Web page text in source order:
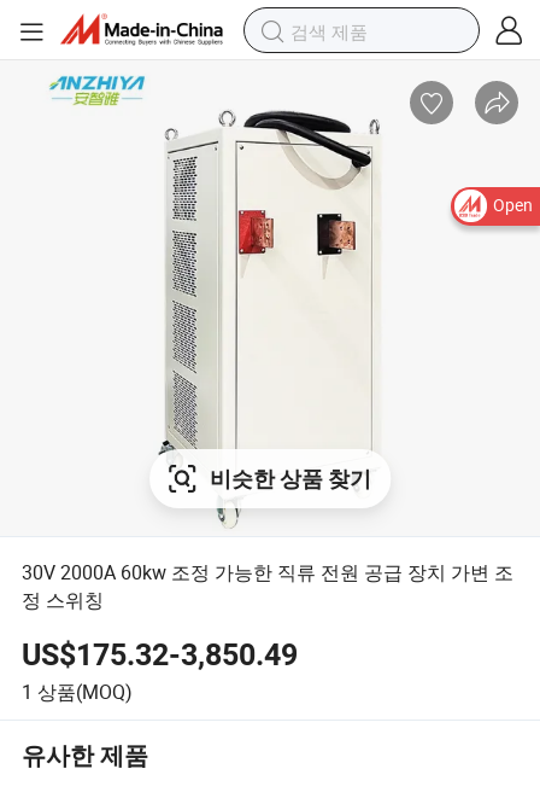
Open
비슷한 상품 찾기
30V 2000A 60kw 조정 가능한 직류 전원 공급 장치 가변 조
정 스위칭
US$175.32-3,850.49
1 상품(MOQ)
유사한 제품